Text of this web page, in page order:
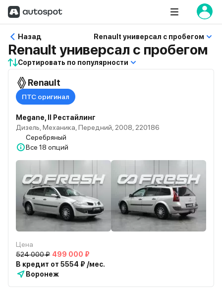
Назад Renault универсал с пробегом
Renault универсал с пробегом
Сортировать по популярности
Renault
ПТС оригинал
Megane, II Рестайлинг
Дизель, Механика, Передний, 2008, 220186
Серебряный
Все 18 опций
Цена
524 000 ₽ 499 000 ₽
В кредит от 5554 ₽ /мес.
Воронеж